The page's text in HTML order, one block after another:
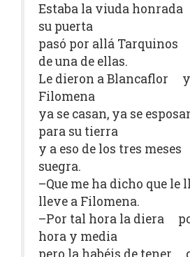
Estaba la viuda
su puerta
pasó por allá Tarquinos
de una de ellas.
Le dieron a Blancaflor y
Filomena
ya se casan, ya se
para su tierra
y a eso de los tres
suegra.
–Que me ha dicho que
lleve a Filomena.
–Por tal hora la diera
hora y media